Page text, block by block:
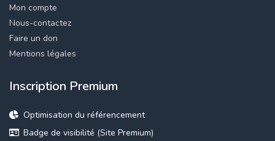
Mon compte
Nous-contactez
Faire un don
Mentions légales
Inscription Premium
Optimisation du référencement
Badge de visibilité (Site Premium)